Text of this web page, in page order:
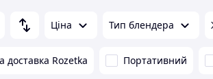
Ціна Тип блендера
доставка Rozetka Портативний